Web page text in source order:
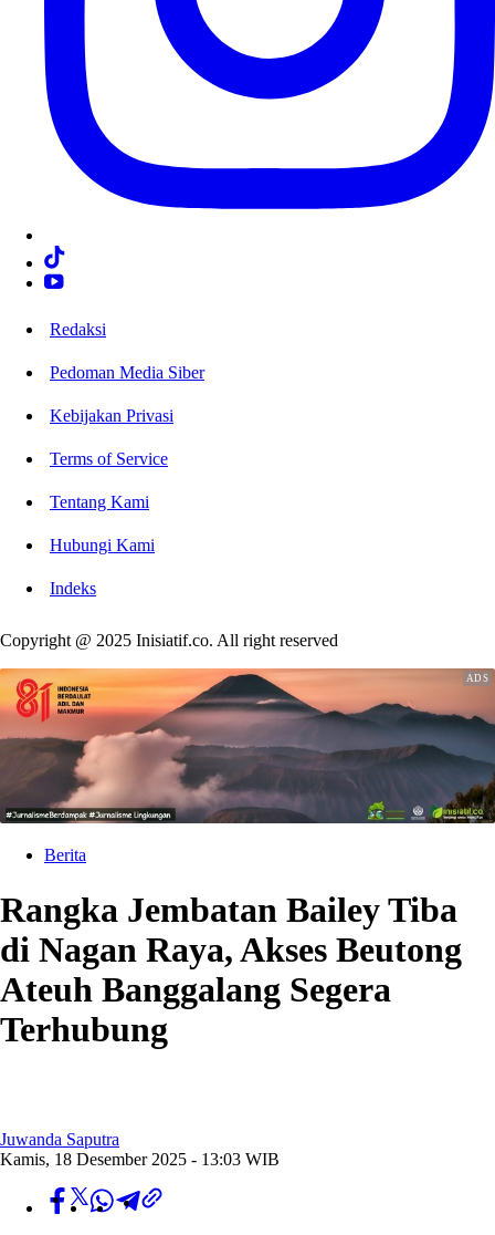
Redaksi
Pedoman Media Siber
Kebijakan Privasi
Terms of Service
Tentang Kami
Hubungi Kami
Indeks
Copyright @ 2025 Inisiatif.co. All right reserved
Berita
Rangka Jembatan Bailey Tiba
di Nagan Raya, Akses Beutong
Ateuh Banggalang Segera
Terhubung
Juwanda Saputra
Kamis, 18 Desember 2025 - 13:03 WIB